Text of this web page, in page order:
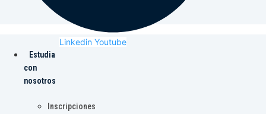
Linkedin Youtube
Estudia
con
nosotros
Inscripciones